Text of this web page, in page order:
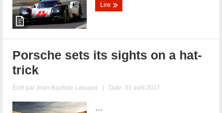
Lire
Porsche sets its sights on a hat-
trick
Écrit parJean-Baptiste Lassaux | Date: 01 avril 2017
...